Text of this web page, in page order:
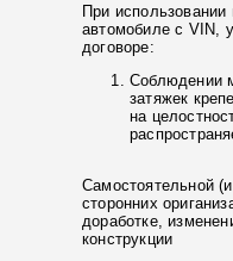
При использовании
автомобиле с VIN,
договоре:
Соблюдении
затяжек
на
Самостоятельной
сторонних
доработке,
конструкции